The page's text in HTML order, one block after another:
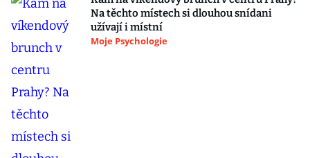
Na těchto místech si dlouhou snídani
užívají i místní
Moje Psychologie